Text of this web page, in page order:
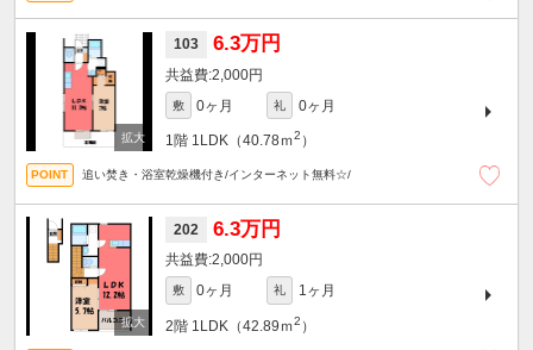
103 6.3万円
2,000円
敷 0ヶ月 礼 0ヶ月
1階 1LDK（40.78ｍ2 ）
追い焚き・浴室乾燥機付き/インターネット無料☆/
202 6.3万円
2,000円
敷 0ヶ月 礼 1ヶ月
2階 1LDK（42.89ｍ2 ）